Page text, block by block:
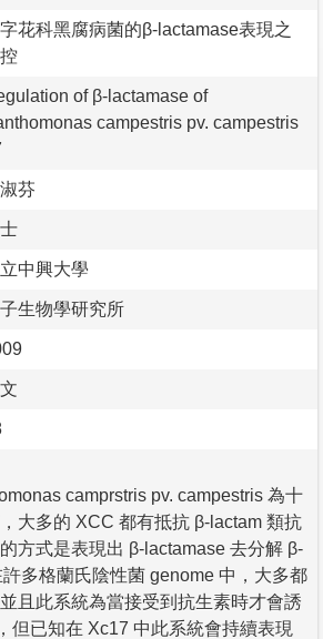
花科黑腐病菌的β-lactamase表現之
of β-lactamase of
campestris pv. campestris
芬
中興大學
生物學研究所
camprstris pv. campestris 為十
大多的 XCC 都有抵抗 β-lactam 類抗
方式是表現出 β-lactamase 去分解 β-
多格蘭氏陰性菌 genome 中，大多都
且此系統為當接受到抗生素時才會誘
但已知在 Xc17 中此系統會持續表現